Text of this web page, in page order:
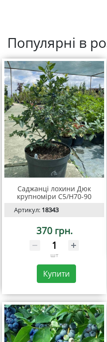
Популярні в
Саджанці лохини Дюк
крупноміри C5/H70-90
Артикул: 18343
370 грн.
шт
Купити